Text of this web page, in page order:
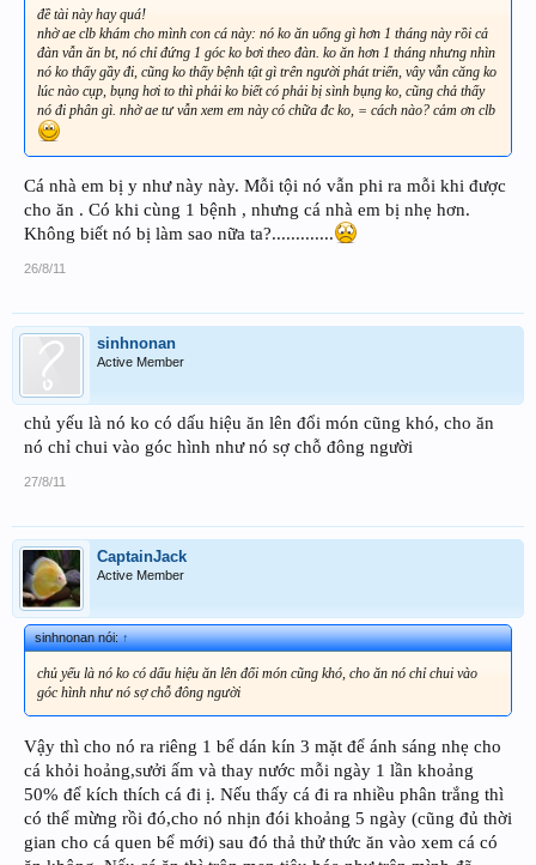
đề tài này hay quá!
nhờ ae clb khám cho mình con cá này: nó ko ăn uống gì hơn 1 tháng này rồi cả
đàn vẫn ăn bt, nó chỉ đứng 1 góc ko bơi theo đàn. ko ăn hơn 1 tháng nhưng nhìn
nó ko thấy gầy đi, cũng ko thấy bệnh tật gì trên người phát triển, vây vẫn căng ko
lúc nào cụp, bụng hơi to thì phải ko biết có phải bị sình bụng ko, cũng chả thấy
nó đi phân gì. nhờ ae tư vẫn xem em này có chữa đc ko, = cách nào? cảm ơn clb
Cá nhà em bị y như này này. Mỗi tội nó vẫn phi ra mỗi khi được
cho ăn . Có khi cùng 1 bệnh , nhưng cá nhà em bị nhẹ hơn.
Không biết nó bị làm sao nữa ta?.............
26/8/11
sinhnonan
Active Member
chủ yếu là nó ko có dấu hiệu ăn lên đổi món cũng khó, cho ăn
nó chỉ chui vào góc hình như nó sợ chỗ đông người
27/8/11
CaptainJack
Active Member
sinhnonan nói:↑
chủ yếu là nó ko có dấu hiệu ăn lên đổi món cũng khó, cho ăn nó chỉ chui vào
góc hình như nó sợ chỗ đông người
Vậy thì cho nó ra riêng 1 bể dán kín 3 mặt để ánh sáng nhẹ cho
cá khỏi hoảng,sưởi ấm và thay nước mỗi ngày 1 lần khoảng
50% để kích thích cá đi ị. Nếu thấy cá đi ra nhiều phân trắng thì
có thể mừng rồi đó,cho nó nhịn đói khoảng 5 ngày (cũng đủ thời
gian cho cá quen bể mới) sau đó thả thử thức ăn vào xem cá có